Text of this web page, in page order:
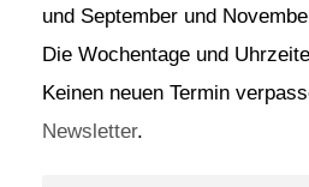
und September und
Die Wochentage und
Keinen neuen Termin
Newsletter.